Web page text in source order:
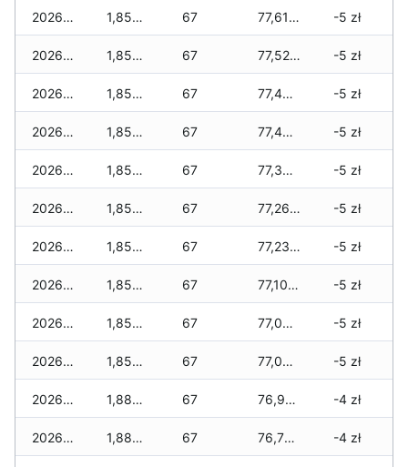
2026-03-19 1,850 zł 67 77,610 zł -5 zł
2026-03-18 1,850 zł 67 77,525 zł -5 zł
2026-03-17 1,850 zł 67 77,440 zł -5 zł
2026-03-16 1,850 zł 67 77,400 zł -5 zł
2026-03-15 1,850 zł 67 77,305 zł -5 zł
2026-03-14 1,850 zł 67 77,265 zł -5 zł
2026-03-13 1,850 zł 67 77,235 zł -5 zł
2026-03-12 1,850 zł 67 77,105 zł -5 zł
2026-03-11 1,850 zł 67 77,040 zł -5 zł
2026-03-10 1,850 zł 67 77,000 zł -5 zł
2026-03-09 1,885 zł 67 76,915 zł -4 zł
2026-03-08 1,885 zł 67 76,775 zł -4 zł